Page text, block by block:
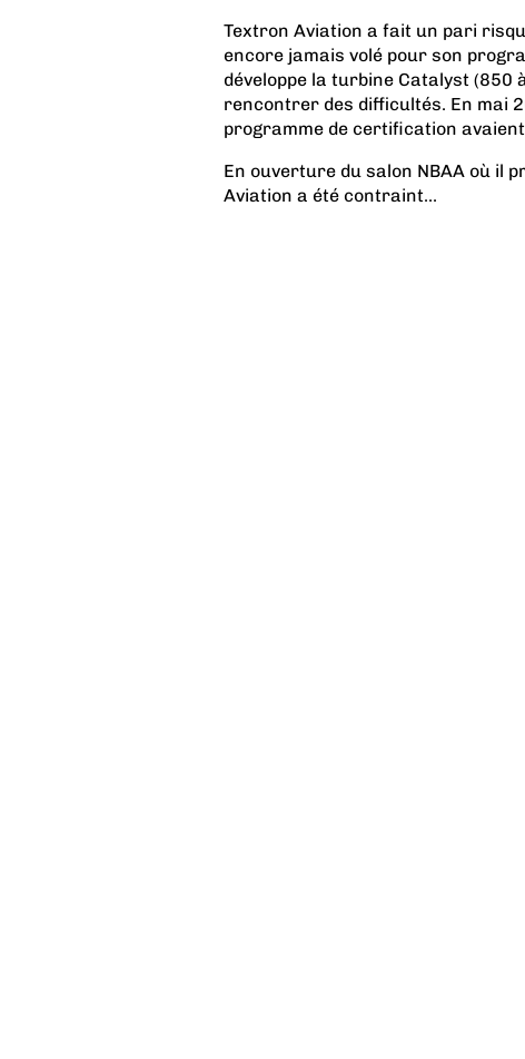
Textron Aviation a fait un pari
encore jamais volé pour son
développe la turbine Catalyst (850
rencontrer des difficultés. En mai
programme de certification
En ouverture du salon NBAA où il
Aviation a été contraint...